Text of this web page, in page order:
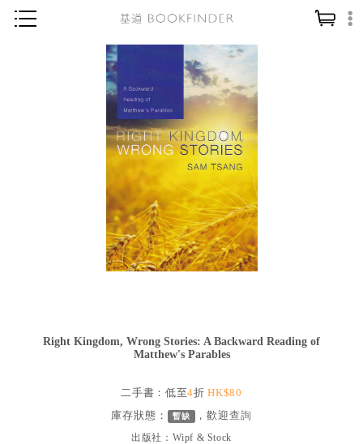
神學／教義
讀經／研經
信仰入門
靈修／禱告
信徒生活
教會事工
哲學／宗教比較
文藝／勵志
Right Kingdom, Wrong Stories: A Backward Reading of
Matthew's Parables
二手書：低至4折HK$80
庫存狀態： 暫缺 ，歡迎查詢
出版社： Wipf & Stock